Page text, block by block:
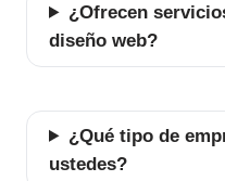
¿Ofrecen
diseño web?
¿Qué tipo de
ustedes?